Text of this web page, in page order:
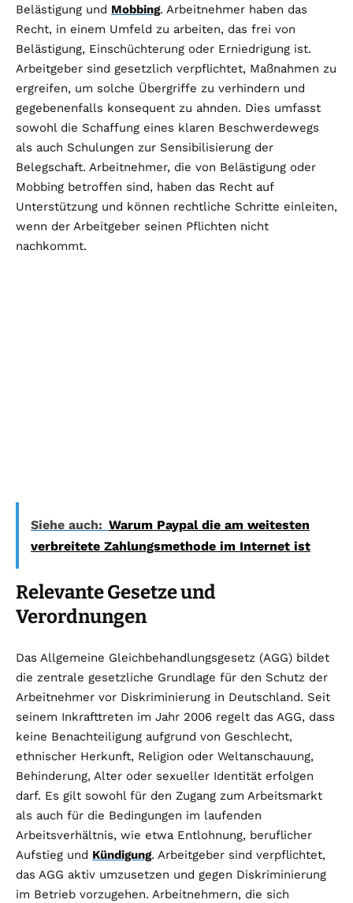
Belästigung und Mobbing. Arbeitnehmer haben das
Recht, in einem Umfeld zu arbeiten, das frei von
Belästigung, Einschüchterung oder Erniedrigung ist.
Arbeitgeber sind gesetzlich verpflichtet, Maßnahmen zu
ergreifen, um solche Übergriffe zu verhindern und
gegebenenfalls konsequent zu ahnden. Dies umfasst
sowohl die Schaffung eines klaren Beschwerdewegs
als auch Schulungen zur Sensibilisierung der
Belegschaft. Arbeitnehmer, die von Belästigung oder
Mobbing betroffen sind, haben das Recht auf
Unterstützung und können rechtliche Schritte einleiten,
wenn der Arbeitgeber seinen Pflichten nicht
nachkommt.
Siehe auch: Warum Paypal die am weitesten
verbreitete Zahlungsmethode im Internet ist
Relevante Gesetze und
Verordnungen
Das Allgemeine Gleichbehandlungsgesetz (AGG) bildet
die zentrale gesetzliche Grundlage für den Schutz der
Arbeitnehmer vor Diskriminierung in Deutschland. Seit
seinem Inkrafttreten im Jahr 2006 regelt das AGG, dass
keine Benachteiligung aufgrund von Geschlecht,
ethnischer Herkunft, Religion oder Weltanschauung,
Behinderung, Alter oder sexueller Identität erfolgen
darf. Es gilt sowohl für den Zugang zum Arbeitsmarkt
als auch für die Bedingungen im laufenden
Arbeitsverhältnis, wie etwa Entlohnung, beruflicher
Aufstieg und Kündigung. Arbeitgeber sind verpflichtet,
das AGG aktiv umzusetzen und gegen Diskriminierung
im Betrieb vorzugehen. Arbeitnehmern, die sich